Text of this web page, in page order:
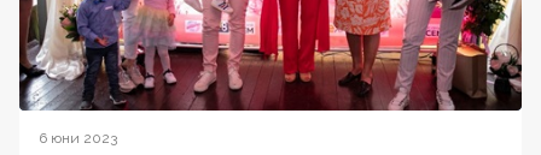
6 юни 2023